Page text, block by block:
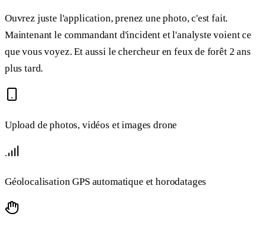
Ouvrez juste l'application, prenez une photo, c'est fait.
Maintenant le commandant d'incident et l'analyste voient ce
que vous voyez. Et aussi le chercheur en feux de forêt 2 ans
plus tard.
Upload de photos, vidéos et images drone
Géolocalisation GPS automatique et horodatages